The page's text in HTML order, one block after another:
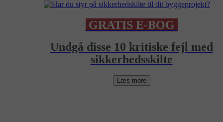
GRATIS E-BOG
Undgå disse 10 kritiske fejl med
sikkerhedsskilte
Læs mere